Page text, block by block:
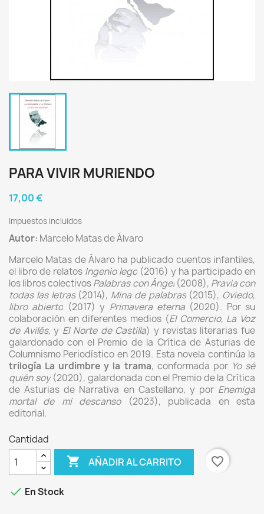
PARA VIVIR MURIENDO
17,00 €
Impuestos incluidos
Autor: Marcelo Matas de Álvaro
Marcelo Matas de Álvaro ha publicado cuentos infantiles,
el libro de relatos Ingenio lego (2016) y ha participado en
los libros colectivosPalabras con Ángel(2008), Pravia con
todas las letras(2014), Mina de palabras(2015), Oviedo,
libro abierto (2017) y Primavera eterna(2020). Por su
colaboración en diferentes medios (El Comercio, La Voz
de Avilés, y El Norte de Castilla) y revistas literarias fue
galardonado con el Premio de la Crítica de Asturias de
Columnismo Periodístico en 2019. Esta novela continúa la
trilogía La urdimbre y la trama, conformada por Yo sé
quién soy(2020), galardonada con el Premio de la Crítica
de Asturias de Narrativa en Castellano, y por Enemiga
mortal de mi descanso(2023), publicada en esta
editorial.
Cantidad
 AÑADIR AL CARRITO favorite_border
 En Stock